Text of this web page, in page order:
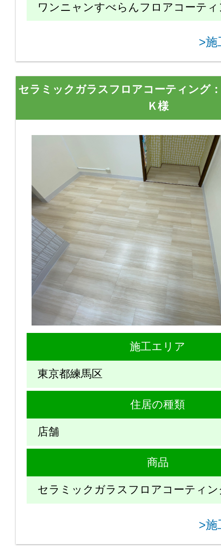
ワンニャンすべらんフロアコーテ
>施
セラミックガラスフロアコーティング
Ｋ様
施工エリア
東京都練馬区
住居の種類
店舗
商品
セラミックガラスフロアコーティン
>施